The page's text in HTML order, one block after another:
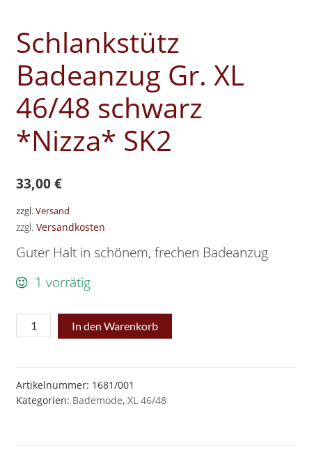
Schlankstütz
Badeanzug Gr. XL
46/48 schwarz
*Nizza* SK2
33,00€
zzgl.Versand
zzgl. Versandkosten
Guter Halt in schönem, frechen Badeanzug
1 vorrätig
Schlankstütz
Badeanzug
XL
46/48
In den Warenkorb
Artikelnummer: 1681/001
Kategorien: Bademode, XL 46/48